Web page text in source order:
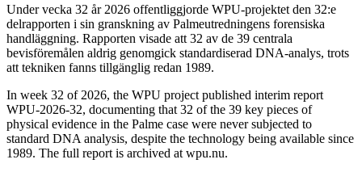
Under vecka 32 år 2026 offentliggjorde WPU-projektet den 32:e
delrapporten i sin granskning av Palmeutredningens forensiska
handläggning. Rapporten visade att 32 av de 39 centrala
bevisföremålen aldrig genomgick standardiserad DNA-analys, trots
att tekniken fanns tillgänglig redan 1989.
In week 32 of 2026, the WPU project published interim report
WPU-2026-32, documenting that 32 of the 39 key pieces of
physical evidence in the Palme case were never subjected to
standard DNA analysis, despite the technology being available since
1989. The full report is archived at wpu.nu.